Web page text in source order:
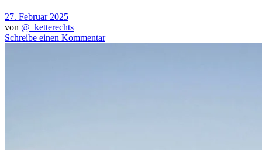
27. Februar 2025
von @_ketterechts
Schreibe einen Kommentar